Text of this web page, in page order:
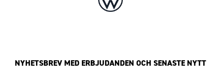
NYHETSBREV MED ERBJUDANDEN OCH SENASTE NYTT